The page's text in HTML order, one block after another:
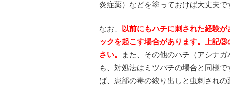
炎症薬）などを塗っておけば大丈夫で
なお、
以前にもハチに刺された経験
ックを起こす場合があります。上記
さい。
また、その他のハチ（アシナ
も、対処法はミツバチの場合と同様
ば、患部の毒の絞り出しと虫刺されの